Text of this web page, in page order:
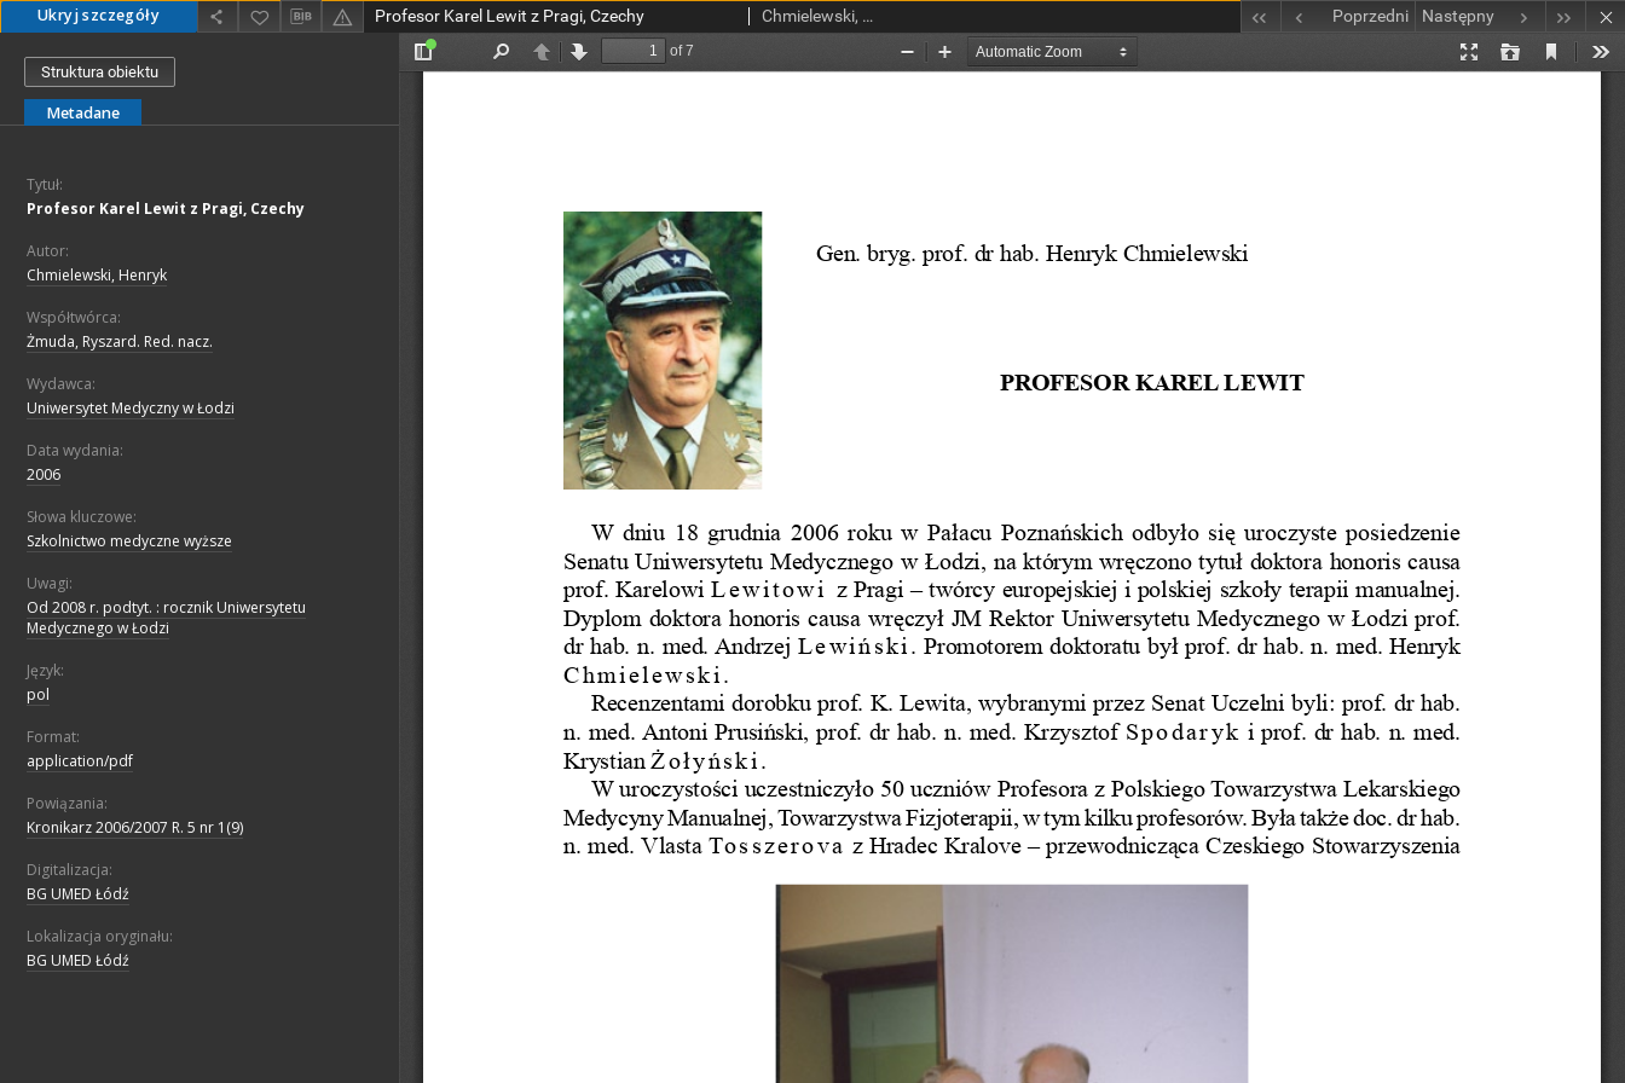
Ukryj szczegóły Profesor Karel Lewit z Pragi, Czechy Chmielewski, Henryk Poprzedni Następny
Struktura obiektu
Metadane
Tytuł:
Profesor Karel Lewit z Pragi, Czechy
Autor:
Chmielewski, Henryk
Współtwórca:
Żmuda, Ryszard. Red. nacz.
Wydawca:
Uniwersytet Medyczny w Łodzi
Data wydania:
2006
Słowa kluczowe:
Szkolnictwo medyczne wyższe
Uwagi:
Od 2008 r. podtyt. : rocznik Uniwersytetu
Medycznego w Łodzi
Język:
pol
Format:
application/pdf
Powiązania:
Kronikarz 2006/2007 R. 5 nr 1(9)
Digitalizacja:
BG UMED Łódź
Lokalizacja oryginału:
BG UMED Łódź